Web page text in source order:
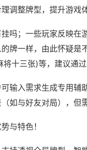
调整牌型，提升游戏
吗；一些玩家反映在
牌一样，由此怀疑是
十三张)等，建议通
输入需求生成专用辅
如与好友对局），但
与特色！